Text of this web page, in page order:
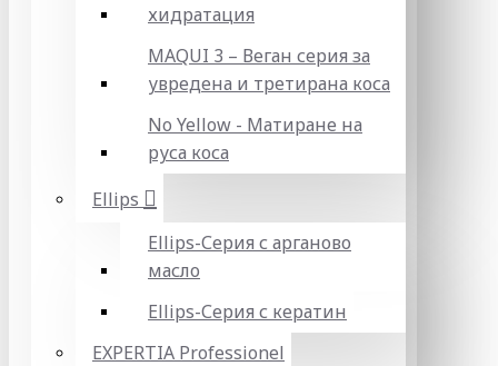
хидратация
MAQUI 3 – Веган серия за
увредена и третирана коса
No Yellow - Матиране на
руса коса
Ellips
Ellips-Серия с арганово
масло
Ellips-Серия с кератин
EXPERTIA Professionel